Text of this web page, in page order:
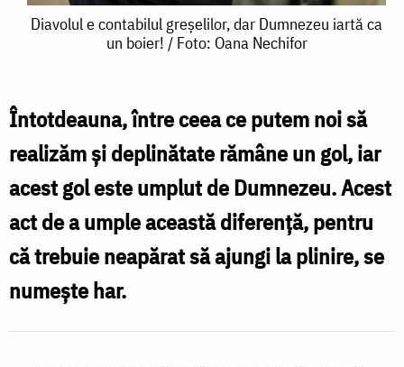
Diavolul
greșelilor,
dar
Dumnezeu
iartă
ca
un
boier!
/
Diavolul e contabilul greșelilor, dar Dumnezeu iartă ca
un boier! / Foto: Oana Nechifor
Întotdeauna, între ceea ce putem noi să
realizăm și deplinătate rămâne un gol, iar
acest gol este umplut de Dumnezeu. Acest
act de a umple această diferență, pentru
că trebuie neapărat să ajungi la plinire, se
numește har.